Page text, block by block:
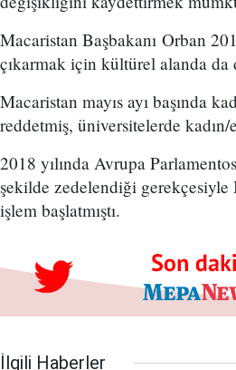
Macaristan Başbakanı Orban
çıkarmak için kültürel alanda da
Macaristan mayıs ayı başında
reddetmiş, üniversitelerde
2018 yılında Avrupa
şekilde zedelendiği gerekçesiyle
işlem başlatmıştı.
İlgili Haberler